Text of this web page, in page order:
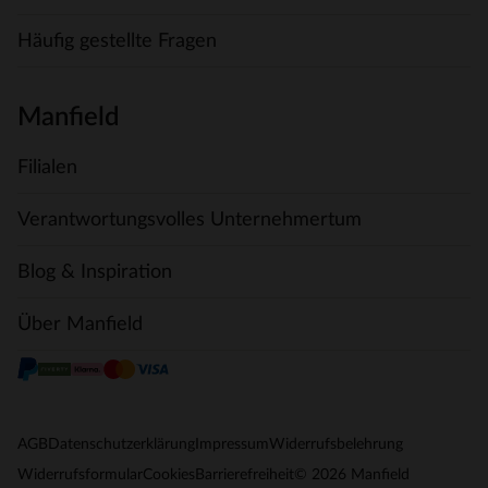
Häufig gestellte Fragen
Manfield
Filialen
Verantwortungsvolles Unternehmertum
Blog & Inspiration
Über Manfield
AGB Datenschutzerklärung Impressum Widerrufsbelehrung
WiderrufsformularCookies Barrierefreiheit © 2026 Manfield